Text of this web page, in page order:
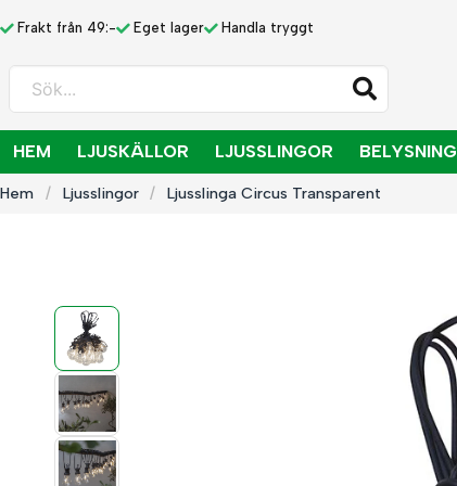
Frakt från 49:- Eget lager Handla tryggt
Sök...
HEM LJUSKÄLLOR LJUSSLINGOR BELYSNING
Hem Ljusslingor Ljusslinga Circus Transparent